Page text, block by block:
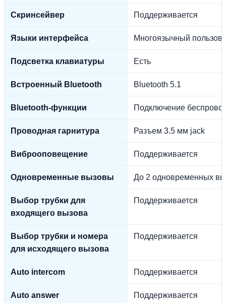
Скринсейвер Поддерживается
Языки интерфейса Многоязычный
Подсветка клавиатуры Есть
Встроенный Bluetooth Bluetooth 5.1
Bluetooth-функции Подключение
Проводная гарнитура Разъем 3.5 мм jack
Виброоповещение Поддерживается
Одновременные вызовы До 2 одновременных
Выбор трубки для
входящего вызова
Поддерживается
Выбор трубки и номера
для исходящего вызова
Поддерживается
Auto intercom Поддерживается
Auto answer Поддерживается